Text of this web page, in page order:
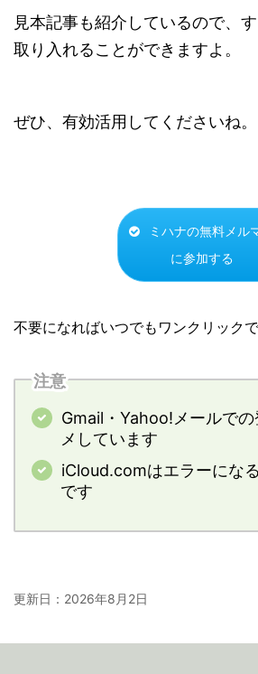
見本記事も紹介しているので、
取り入れることができますよ。
ぜひ、有効活用してくださいね。
ミハナの無料メル
に参加する
不要になればいつでもワンクリックで
注意
Gmail・Yahoo!メールで
メしています
iCloud.comはエラーにな
です
更新日： 2026年8月2日